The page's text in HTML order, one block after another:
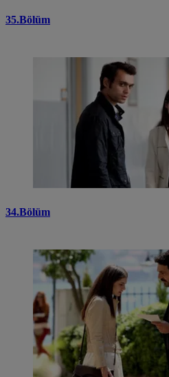
35.Bölüm
34.Bölüm